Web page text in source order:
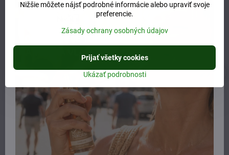
Lakshmi demeter
bezfarebná kajalová očná
linka pre suché oči 2g
Skladom
39 €
Do košíka
dieNikolai očné sérum 15ml
Skladom
49,50 €
Nižšie môžete nájsť podrobné informácie alebo upraviť svoje
preferencie.
Zásady ochrany osobných údajov
Ukázať podrobnosti
Prijať všetky cookies